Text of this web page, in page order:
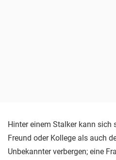
Hinter einem Stalker kann sich
Freund oder Kollege als auch
Unbekannter verbergen; eine